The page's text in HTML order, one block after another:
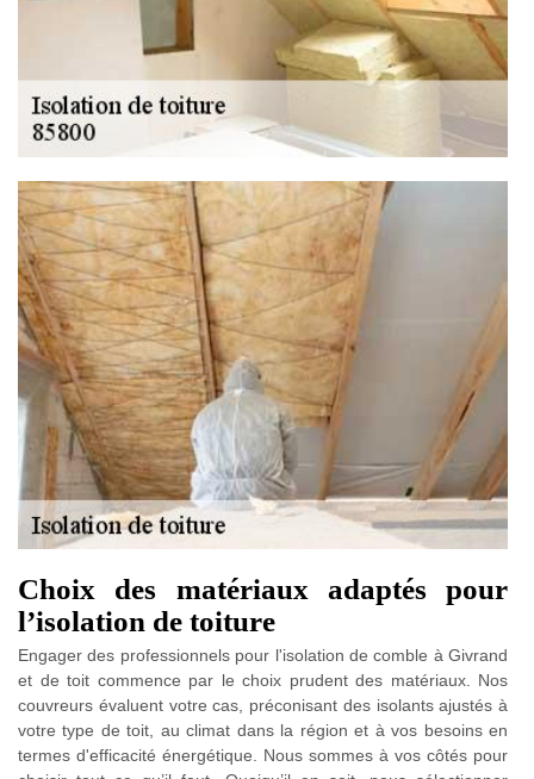
Choix des matériaux adaptés pour
l’isolation de toiture
Engager des professionnels pour l'isolation de comble à Givrand
et de toit commence par le choix prudent des matériaux. Nos
couvreurs évaluent votre cas, préconisant des isolants ajustés à
votre type de toit, au climat dans la région et à vos besoins en
termes d'efficacité énergétique. Nous sommes à vos côtés pour